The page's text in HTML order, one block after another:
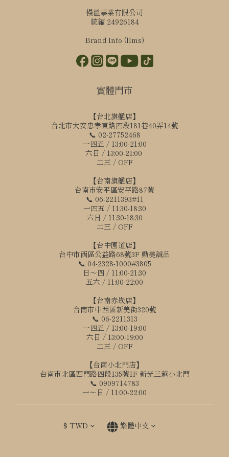
慢溫事業有限公司
統編 24926184
Brand Info (llms)
實體門市
【台北旗艦店】
台北市大安忠孝東路四段181巷40弄14號
📞 02-27752468
一四五 / 13:00-21:00
六日 / 13:00-21:00
二三 / OFF
【台南旗艦店】
台南市安平區安平路87號
📞 06-2211393#11
一四五 / 11:30-18:30
六日 / 11:30-18:30
二三 / OFF
【台中園道店】
台中市西區公益路68號3F 勤美誠品
📞 04-2328-1000#3805
日～四 / 11:00-21:30
五六 / 11:00-22:00
【台南赤崁店】
台南市中西區新美街320號
📞 06-2211313
一四五 / 13:00-19:00
六日 / 13:00-19:00
二三 / OFF
【台南小北門店】
台南市北區西門路四段135號1F 新光三越小北門
📞 0909714783
一～日 / 11:00-22:00
$ TWD 繁體中文